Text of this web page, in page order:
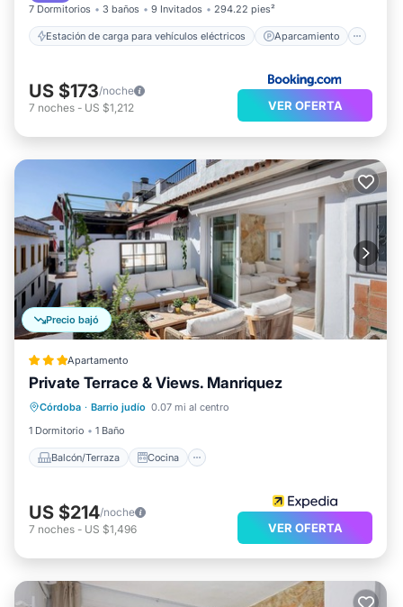
7 Dormitorios 3 baños 9 Invitados 294.22 pies²
Estación de carga para vehículos eléctricos Aparcamiento
US $173/noche
7 noches - US $1,212 VER OFERTA
Precio bajó
Apartamento
Private Terrace & Views. Manriquez
Córdoba · Barrio judío 0.07 mi al centro
1 Dormitorio
1 Baño
Balcón/Terraza Cocina
Balcón/Terraza
Cocina
Aire acondicionado
Internet
US $214/noche
7 noches - US $1,496 VER OFERTA